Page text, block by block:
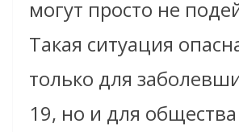
могут просто не
Такая ситуация
только для
19, но и для